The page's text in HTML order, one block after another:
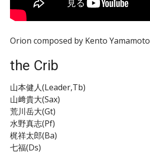
Orion composed by Kento Yamamoto
the Crib
山本健人(Leader,Tb)
山﨑貴大(Sax)
荒川岳大(Gt)
水野真志(Pf)
梶祥太郎(Ba)
七福(Ds)